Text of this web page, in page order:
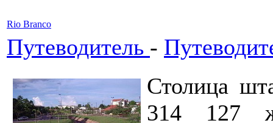
Rio Branco
Путеводитель -
Столица
314 127